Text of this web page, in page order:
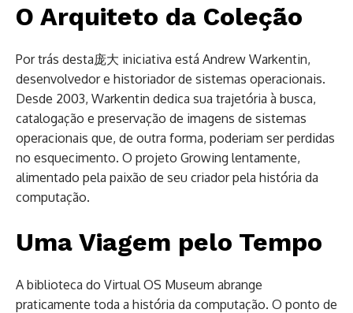
O Arquiteto da Coleção
Por trás desta庞大 iniciativa está Andrew Warkentin,
desenvolvedor e historiador de sistemas operacionais.
Desde 2003, Warkentin dedica sua trajetória à busca,
catalogação e preservação de imagens de sistemas
operacionais que, de outra forma, poderiam ser perdidas
no esquecimento. O projeto Growing lentamente,
alimentado pela paixão de seu criador pela história da
computação.
Uma Viagem pelo Tempo
A biblioteca do Virtual OS Museum abrange
praticamente toda a história da computação. O ponto de